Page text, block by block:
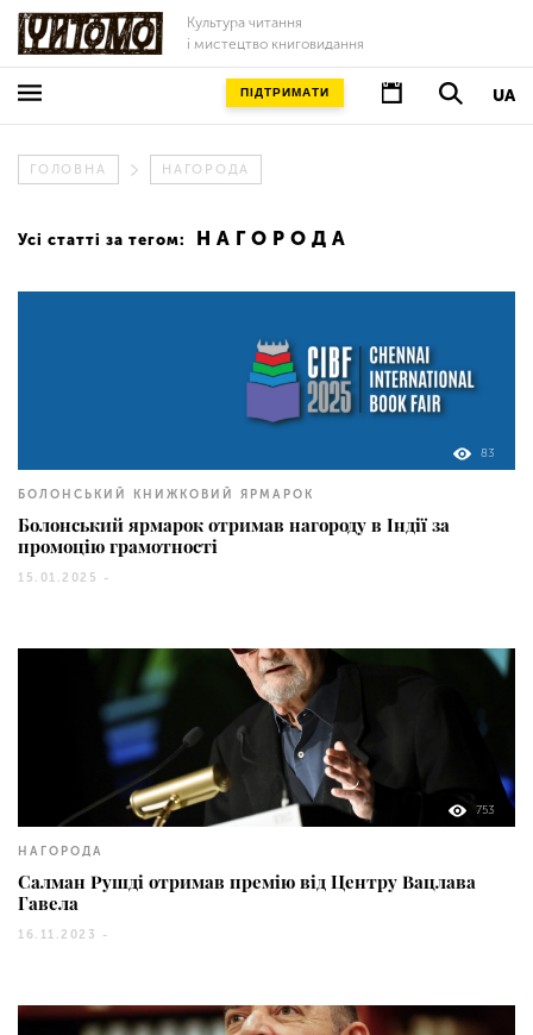
Культура читання
і мистецтво книговидання
UA
ПІДТРИМАТИ
ГОЛОВНА НАГОРОДА
Усі статті за тегом: НАГОРОДА
83
БОЛОНСЬКИЙ КНИЖКОВИЙ ЯРМАРОК
Болонський ярмарок отримав нагороду в Індії за
промоцію грамотності
15.01.2025 -
753
НАГОРОДА
Салман Рушді отримав премію від Центру Вацлава
Гавела
16.11.2023 -